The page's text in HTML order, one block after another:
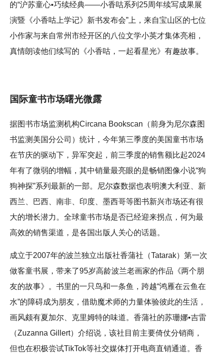
的“沪苏童心•巧续经典——小香咕系列25周年续写成果展
演暨《小香咕上学记》新书发布会”上，来自宝山区的七位
小作家与来自常州市经开区的八位文学小英才集体亮相，
真情朗读他们续写的《小香咕，一起看星光》有趣故事。
国际童书市场曙光微露
据图书市场监测机构Circana Bookscan（前身为尼尔森图
书监测美国分公司）统计，今年第三季度的美国童书市场
在节庆的驱动下，异军突起，前三季度的销售额比起2024
年有了微弱的增幅，其中销量最亮眼的是畅销图像小说“狗
狗神探”系列最新的一部。尼尔森数据也表明澳大利亚、新
西兰、巴西、南非、印度、墨西哥等图书新兴市场还有很
大的增长潜力。全球童书市场是否已经迎来拐点，何为最
高效的销售渠道，是各国出版人关心的话题。
成立于2007年的波兰独立出版社香蒲社（Tatarak）第一次
做客童书展，带来了95岁高龄波兰老画家的作品《两个朋
友的故事》。书里的一只鸟和一条鱼，跨越“鸿雁在云鱼在
水”的障碍成为朋友，借助魔术师的力量体验彼此的生活，
画风颇有夏加尔、克里姆特的味道。香蒲社的苏珊娜•吉雷
（Zuzanna Gillert）介绍说，该社目前主要倚仗分销商，
但也在积极尝试TikTok等社交媒体打开电商直销通道。香